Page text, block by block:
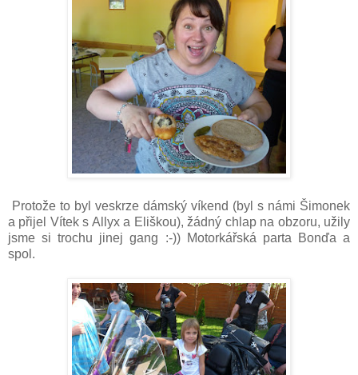
Protože to byl veskrze dámský víkend (byl s námi Šimonek
a přijel Vítek s Allyx a Eliškou), žádný chlap na obzoru, užily
jsme si trochu jinej gang :-)) Motorkářská parta Bonďa a
spol.